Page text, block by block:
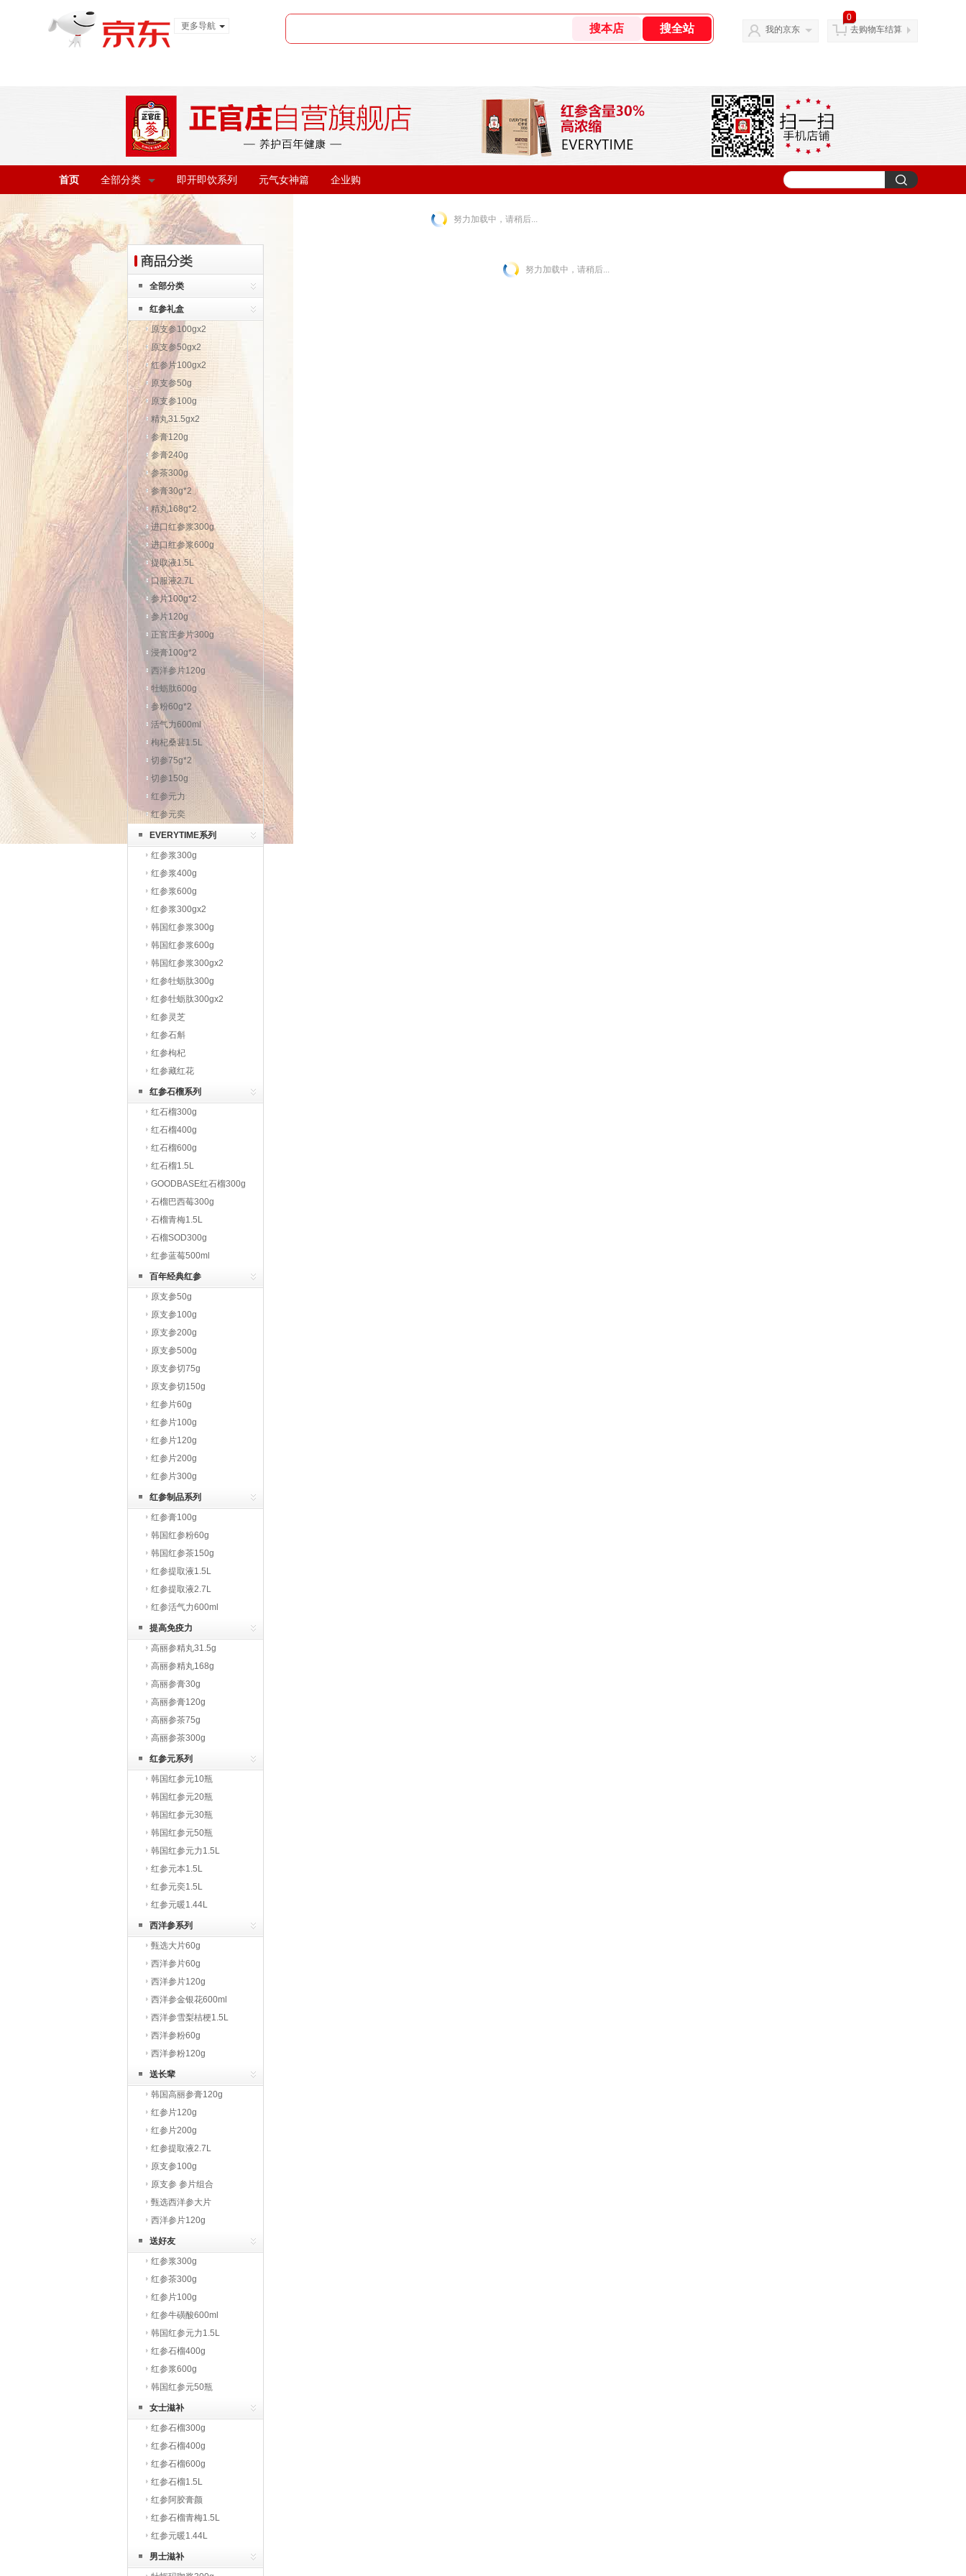
更多导航
我的京东
0
去购物车结算
首页 全部分类 即开即饮系列 元气女神篇 企业购
努力加载中，请稍后...
全部分类
红参礼盒
原支参100gx2
原支参50gx2
红参片100gx2
原支参50g
原支参100g
精丸31.5gx2
参膏120g
参膏240g
参茶300g
参膏30g*2
精丸168g*2
进口红参浆300g
进口红参浆600g
提取液1.5L
口服液2.7L
参片100g*2
参片120g
正官庄参片300g
浸膏100g*2
西洋参片120g
牡蛎肽600g
参粉60g*2
活气力600ml
枸杞桑葚1.5L
切参75g*2
切参150g
红参元力
红参元奕
EVERYTIME系列
红参浆300g
红参浆400g
红参浆600g
红参浆300gx2
韩国红参浆300g
韩国红参浆600g
韩国红参浆300gx2
红参牡蛎肽300g
红参牡蛎肽300gx2
红参灵芝
红参石斛
红参枸杞
红参藏红花
红参石榴系列
红石榴300g
红石榴400g
红石榴600g
红石榴1.5L
GOODBASE红石榴300g
石榴巴西莓300g
石榴青梅1.5L
石榴SOD300g
红参蓝莓500ml
百年经典红参
原支参50g
原支参100g
原支参200g
原支参500g
原支参切75g
原支参切150g
红参片60g
红参片100g
红参片120g
红参片200g
红参片300g
红参制品系列
红参膏100g
韩国红参粉60g
韩国红参茶150g
红参提取液1.5L
红参提取液2.7L
红参活气力600ml
提高免疫力
高丽参精丸31.5g
高丽参精丸168g
高丽参膏30g
高丽参膏120g
高丽参茶75g
高丽参茶300g
红参元系列
韩国红参元10瓶
韩国红参元20瓶
韩国红参元30瓶
韩国红参元50瓶
韩国红参元力1.5L
红参元本1.5L
红参元奕1.5L
红参元暖1.44L
西洋参系列
甄选大片60g
西洋参片60g
西洋参片120g
西洋参金银花600ml
西洋参雪梨桔梗1.5L
西洋参粉60g
西洋参粉120g
送长辈
韩国高丽参膏120g
红参片120g
红参片200g
红参提取液2.7L
原支参100g
原支参 参片组合
甄选西洋参大片
西洋参片120g
送好友
红参浆300g
红参茶300g
红参片100g
红参牛磺酸600ml
韩国红参元力1.5L
红参石榴400g
红参浆600g
韩国红参元50瓶
女士滋补
红参石榴300g
红参石榴400g
红参石榴600g
红参石榴1.5L
红参阿胶膏颜
红参石榴青梅1.5L
红参元暖1.44L
男士滋补
努力加载中，请稍后...